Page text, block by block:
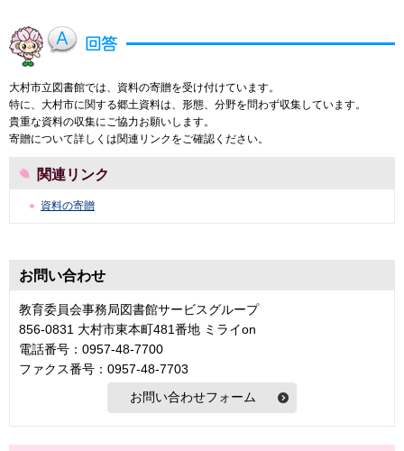
大村市立図書館では、資料の寄贈を受け付けています。
特に、大村市に関する郷土資料は、形態、分野を問わず収集しています。
貴重な資料の収集にご協力お願いします。
寄贈について詳しくは関連リンクをご確認ください。
関連リンク
資料の寄贈
お問い合わせ
教育委員会事務局図書館サービスグループ
856-0831 大村市東本町481番地 ミライon
電話番号：0957-48-7700
ファクス番号：0957-48-7703